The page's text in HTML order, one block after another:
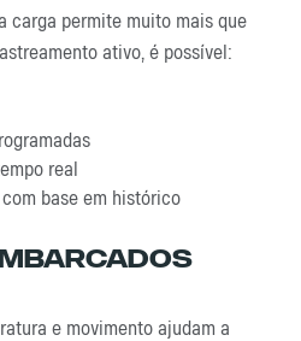
carga permite muito mais que
ativo, é possível:
real
base em histórico
e movimento ajudam a